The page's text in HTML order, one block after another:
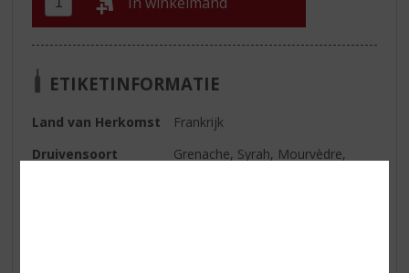
ETIKETINFORMATIE
Land van Herkomst
Frankrijk
Druivensoort
Grenache, Syrah, Mourvèdre,